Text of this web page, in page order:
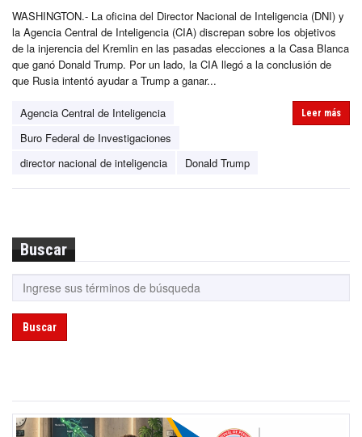
WASHINGTON.- La oficina del Director Nacional de Inteligencia (DNI) y
la Agencia Central de Inteligencia (CIA) discrepan sobre los objetivos
de la injerencia del Kremlin en las pasadas elecciones a la Casa Blanca
que ganó Donald Trump. Por un lado, la CIA llegó a la conclusión de
que Rusia intentó ayudar a Trump a ganar...
Agencia Central de Inteligencia
Buro Federal de Investigaciones
director nacional de inteligencia
Donald Trump
Leer más
Buscar
Buscar